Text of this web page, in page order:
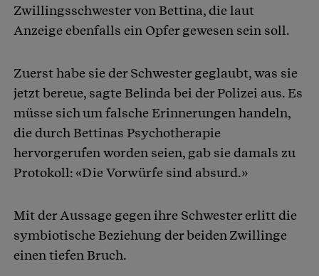
Zwillingsschwester von Bettina, die laut
Anzeige ebenfalls ein Opfer gewesen sein soll.
Zuerst habe sie der Schwester geglaubt, was sie
jetzt bereue, sagte Belinda bei der Polizei aus. Es
müsse sich um falsche Erinnerungen handeln,
die durch Bettinas Psychotherapie
hervorgerufen worden seien, gab sie damals zu
Protokoll: «Die Vorwürfe sind absurd.»
Mit der Aussage gegen ihre Schwester erlitt die
symbiotische Beziehung der beiden Zwillinge
einen tiefen Bruch.